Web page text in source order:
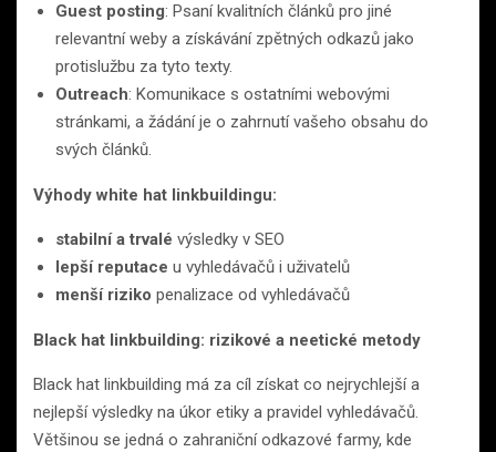
Guest posting: Psaní kvalitních článků pro jiné
relevantní weby a získávání zpětných odkazů jako
protislužbu za tyto texty.
Outreach: Komunikace s ostatními webovými
stránkami, a žádání je o zahrnutí vašeho obsahu do
svých článků.
Výhody white hat linkbuildingu:
stabilní a trvalé výsledky v SEO
lepší reputace u vyhledávačů i uživatelů
menší riziko penalizace od vyhledávačů
Black hat linkbuilding: rizikové a neetické metody
Black hat linkbuilding má za cíl získat co nejrychlejší a
nejlepší výsledky na úkor etiky a pravidel vyhledávačů.
Většinou se jedná o zahraniční odkazové farmy, kde